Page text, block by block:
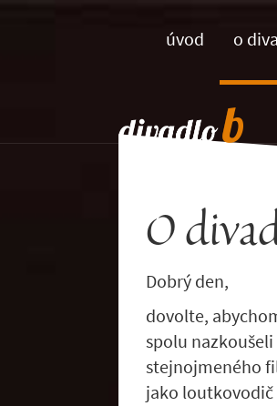
úvod o
O
Dobrý den,
dovolte,
spolu
stejnojmeného
jako loutkovodič